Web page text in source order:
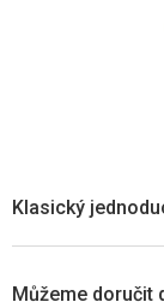
Můžeme doručit
Klasický